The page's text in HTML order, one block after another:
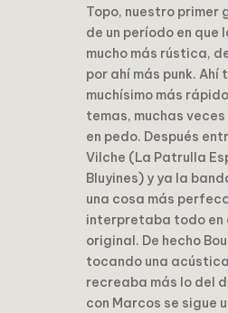
Topo, nuestro primer
de un período en que
mucho más rústica,
por ahí más punk. Ahí
muchísimo más
temas, muchas
en pedo. Después
Vilche (La Patrulla
Bluyines) y ya la
una cosa más
interpretaba todo en
original. De hecho
tocando una
recreaba más lo del
con Marcos se sigue